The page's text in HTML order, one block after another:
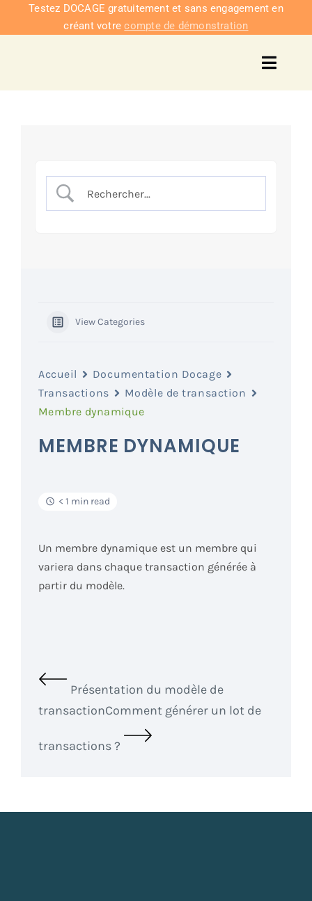
PasserTestez DOCAGE gratuitement et sans engagement en
créant votrecompte de démonstration
View Categories
Accueil
Documentation Docage
Transactions
Modèle de transaction
Membre dynamique
MEMBRE DYNAMIQUE
< 1 min read
Un membre dynamique est un membre qui
variera dans chaque transaction générée à
partir du modèle.
Présentation du modèle de
transactionComment générer un lot de
transactions ?